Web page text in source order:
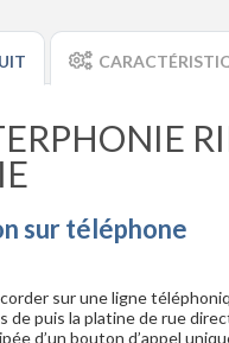
sur téléphone
sur une ligne
de puis la platine de rue
d’un bouton d’appel